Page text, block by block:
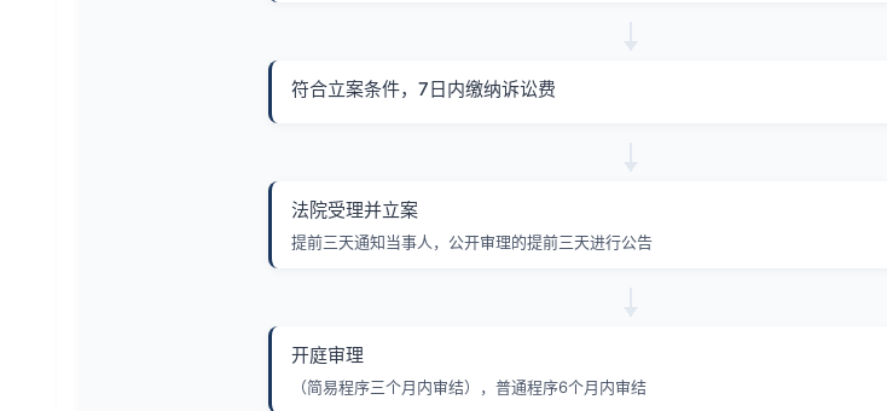
符合立案条件，7日内缴纳诉讼费
法院受理并立案
提前三天通知当事人，公开审理的提前三天进行公告
开庭审理
（简易程序三个月内审结），普通程序6个月内审结